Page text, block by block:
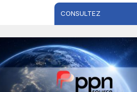
CONSULTEZ